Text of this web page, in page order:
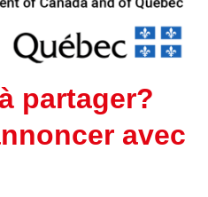
partager?
avec